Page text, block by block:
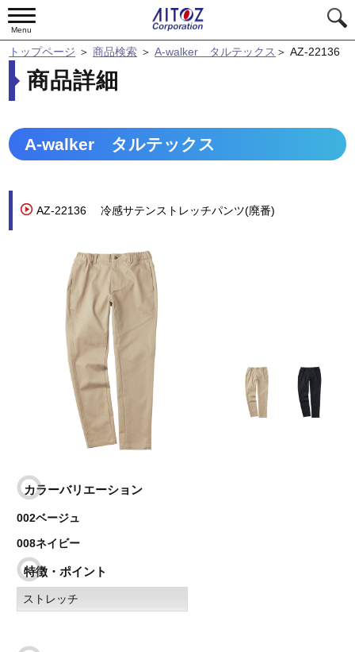
Menu
トップページ ＞商品検索 ＞ A-walker タルテックス ＞AZ-22136
商品詳細
A-walker タルテックス
AZ-22136 冷感サテンストレッチパンツ(廃番)
カラーバリエーション
002ベージュ
008ネイビー
特徴・ポイント
ストレッチ